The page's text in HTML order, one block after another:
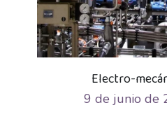
Electro-
9 de junio de